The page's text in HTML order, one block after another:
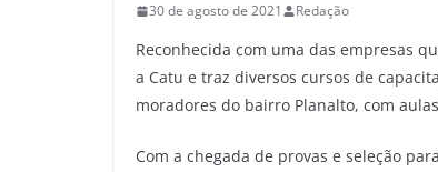
30 de agosto de 2021 Redação
Reconhecida com uma das empresas
a Catu e traz diversos cursos de
moradores do bairro Planalto, com
Com a chegada de provas e seleção